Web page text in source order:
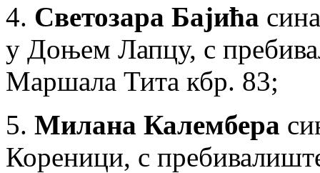
4. Светозара Бајића
у Доњем Лапцу, с
Маршала Тита кбр. 83;
5. Милана Калембера
Кореници, с